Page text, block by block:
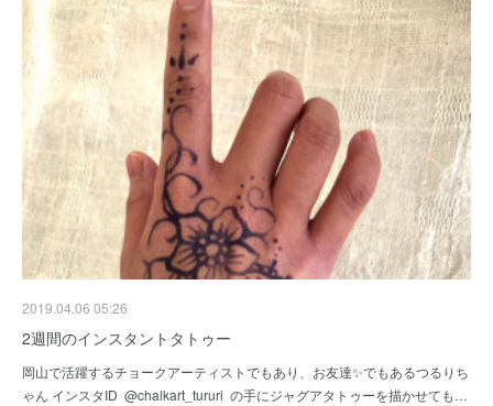
2019.04.06 05:26
2週間のインスタントタトゥー
岡山で活躍するチョークアーティストでもあり、お友達✨でもあるつるりち
ゃん インスタID @chalkart_tururi の手にジャグアタトゥーを描かせても…